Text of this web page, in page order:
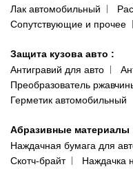
Лак автомобильный
Сопутствующие и прочее
Защита кузова авто :
Антигравий для авто
Преобразователь
Герметик автомобильный
Абразивные материалы
Наждачная бумага для
Скотч-брайт
Наждачка